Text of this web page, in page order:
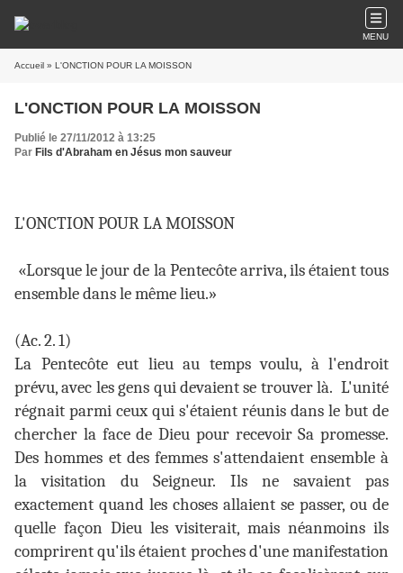
MENU
Accueil » L'ONCTION POUR LA MOISSON
L'ONCTION POUR LA MOISSON
Publié le 27/11/2012 à 13:25
Par Fils d'Abraham en Jésus mon sauveur
L'ONCTION POUR LA MOISSON
«Lorsque le jour de la Pentecôte arriva, ils étaient tous
ensemble dans le même lieu.»
(Ac. 2. 1)
La Pentecôte eut lieu au temps voulu, à l'endroit
prévu, avec les gens qui devaient se trouver là. L'unité
régnait parmi ceux qui s'étaient réunis dans le but de
chercher la face de Dieu pour recevoir Sa promesse.
Des hommes et des femmes s'attendaient ensemble à
la visitation du Seigneur. Ils ne savaient pas
exactement quand les choses allaient se passer, ou de
quelle façon Dieu les visiterait, mais néanmoins ils
comprirent qu'ils étaient proches d'une manifestation